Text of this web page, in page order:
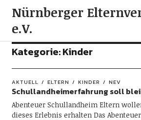
Nürnberger
e.V.
Kategorie:Kinder
AKTUELL ELTERN KINDER NEV
Schullandheimerfahrung soll
Abenteuer Schullandheim Eltern
dieses Erlebnis erhalten Das